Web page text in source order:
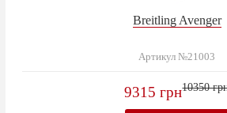
Breitling Avenger
Артикул №21003
9315 грн10350